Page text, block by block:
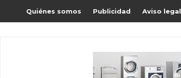
Quiénes somos Publicidad Aviso legal